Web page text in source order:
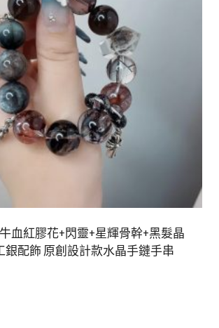
血紅膠花+閃靈+星輝骨幹+黑髮晶
銀配飾 原創設計款水晶手鏈手串